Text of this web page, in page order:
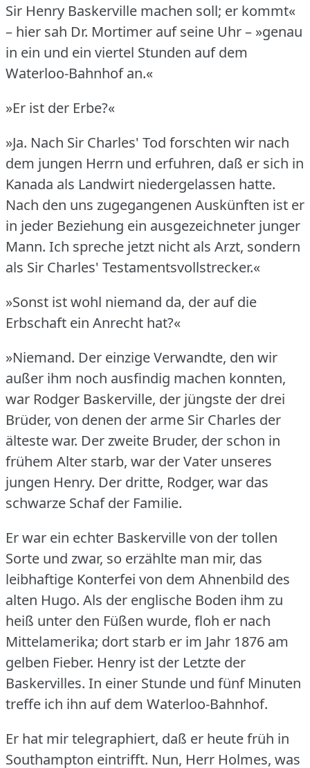
Sir Henry Baskerville machen soll; er kommt«
– hier sah Dr. Mortimer auf seine Uhr – »genau
in ein und ein viertel Stunden auf dem
Waterloo-Bahnhof an.«
»Er ist der Erbe?«
»Ja. Nach Sir Charles' Tod forschten wir nach
dem jungen Herrn und erfuhren, daß er sich in
Kanada als Landwirt niedergelassen hatte.
Nach den uns zugegangenen Auskünften ist er
in jeder Beziehung ein ausgezeichneter junger
Mann. Ich spreche jetzt nicht als Arzt, sondern
als Sir Charles' Testamentsvollstrecker.«
»Sonst ist wohl niemand da, der auf die
Erbschaft ein Anrecht hat?«
»Niemand. Der einzige Verwandte, den wir
außer ihm noch ausfindig machen konnten,
war Rodger Baskerville, der jüngste der drei
Brüder, von denen der arme Sir Charles der
älteste war. Der zweite Bruder, der schon in
frühem Alter starb, war der Vater unseres
jungen Henry. Der dritte, Rodger, war das
schwarze Schaf der Familie.
Er war ein echter Baskerville von der tollen
Sorte und zwar, so erzählte man mir, das
leibhaftige Konterfei von dem Ahnenbild des
alten Hugo. Als der englische Boden ihm zu
heiß unter den Füßen wurde, floh er nach
Mittelamerika; dort starb er im Jahr 1876 am
gelben Fieber. Henry ist der Letzte der
Baskervilles. In einer Stunde und fünf Minuten
treffe ich ihn auf dem Waterloo-Bahnhof.
Er hat mir telegraphiert, daß er heute früh in
Southampton eintrifft. Nun, Herr Holmes, was